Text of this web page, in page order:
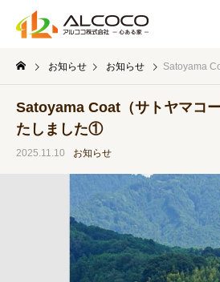
お知らせ お知らせ Satoyama Coat（サ
Satoyama Coat（サトヤマコ
たしました①
2025.11.10 お知らせ